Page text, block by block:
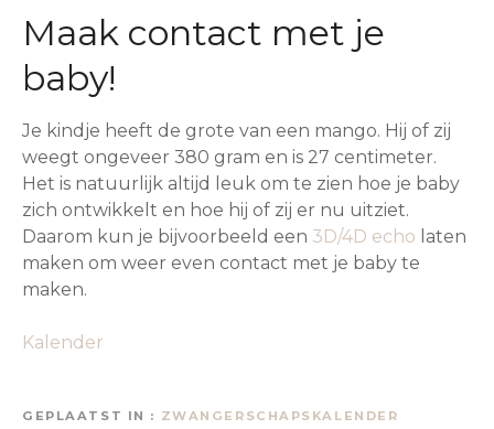
Maak contact met je
baby!
Je kindje heeft de grote van een mango. Hij of zij
weegt ongeveer 380 gram en is 27 centimeter.
Het is natuurlijk altijd leuk om te zien hoe je baby
zich ontwikkelt en hoe hij of zij er nu uitziet.
Daarom kun je bijvoorbeeld een 3D/4D echo laten
maken om weer even contact met je baby te
maken.
Kalender
GEPLAATST IN ZWANGERSCHAPSKALENDER